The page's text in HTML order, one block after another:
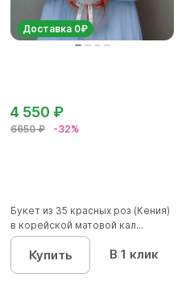
Доставка 0₽
6650 ₽ -32%
4 550 ₽
Букет из 35 красных роз (Кения)
в корейской матовой кал...
Купить В 1 клик